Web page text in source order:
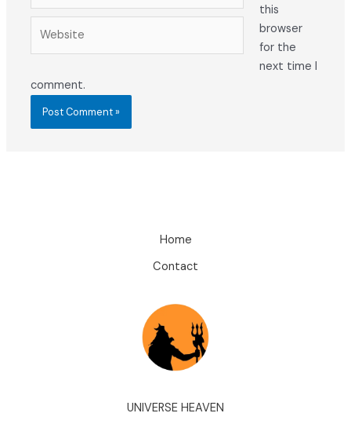
this
browser
for the
next time I
comment.
Home
Contact
UNIVERSE HEAVEN